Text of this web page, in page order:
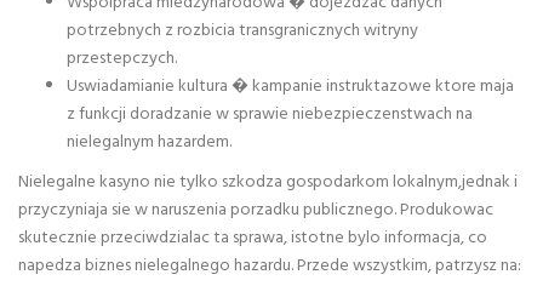
potrzebnych z rozbicia transgranicznych witryny
przestepczych.
Uswiadamianie kultura � kampanie instruktazowe ktore maja
z funkcji doradzanie w sprawie niebezpieczenstwach na
nielegalnym hazardem.
Nielegalne kasyno nie tylko szkodza gospodarkom lokalnym,jednak i
przyczyniaja sie w naruszenia porzadku publicznego. Produkowac
skutecznie przeciwdzialac ta sprawa, istotne bylo informacja, co
napedza biznes nielegalnego hazardu. Przede wszystkim, patrzysz na: